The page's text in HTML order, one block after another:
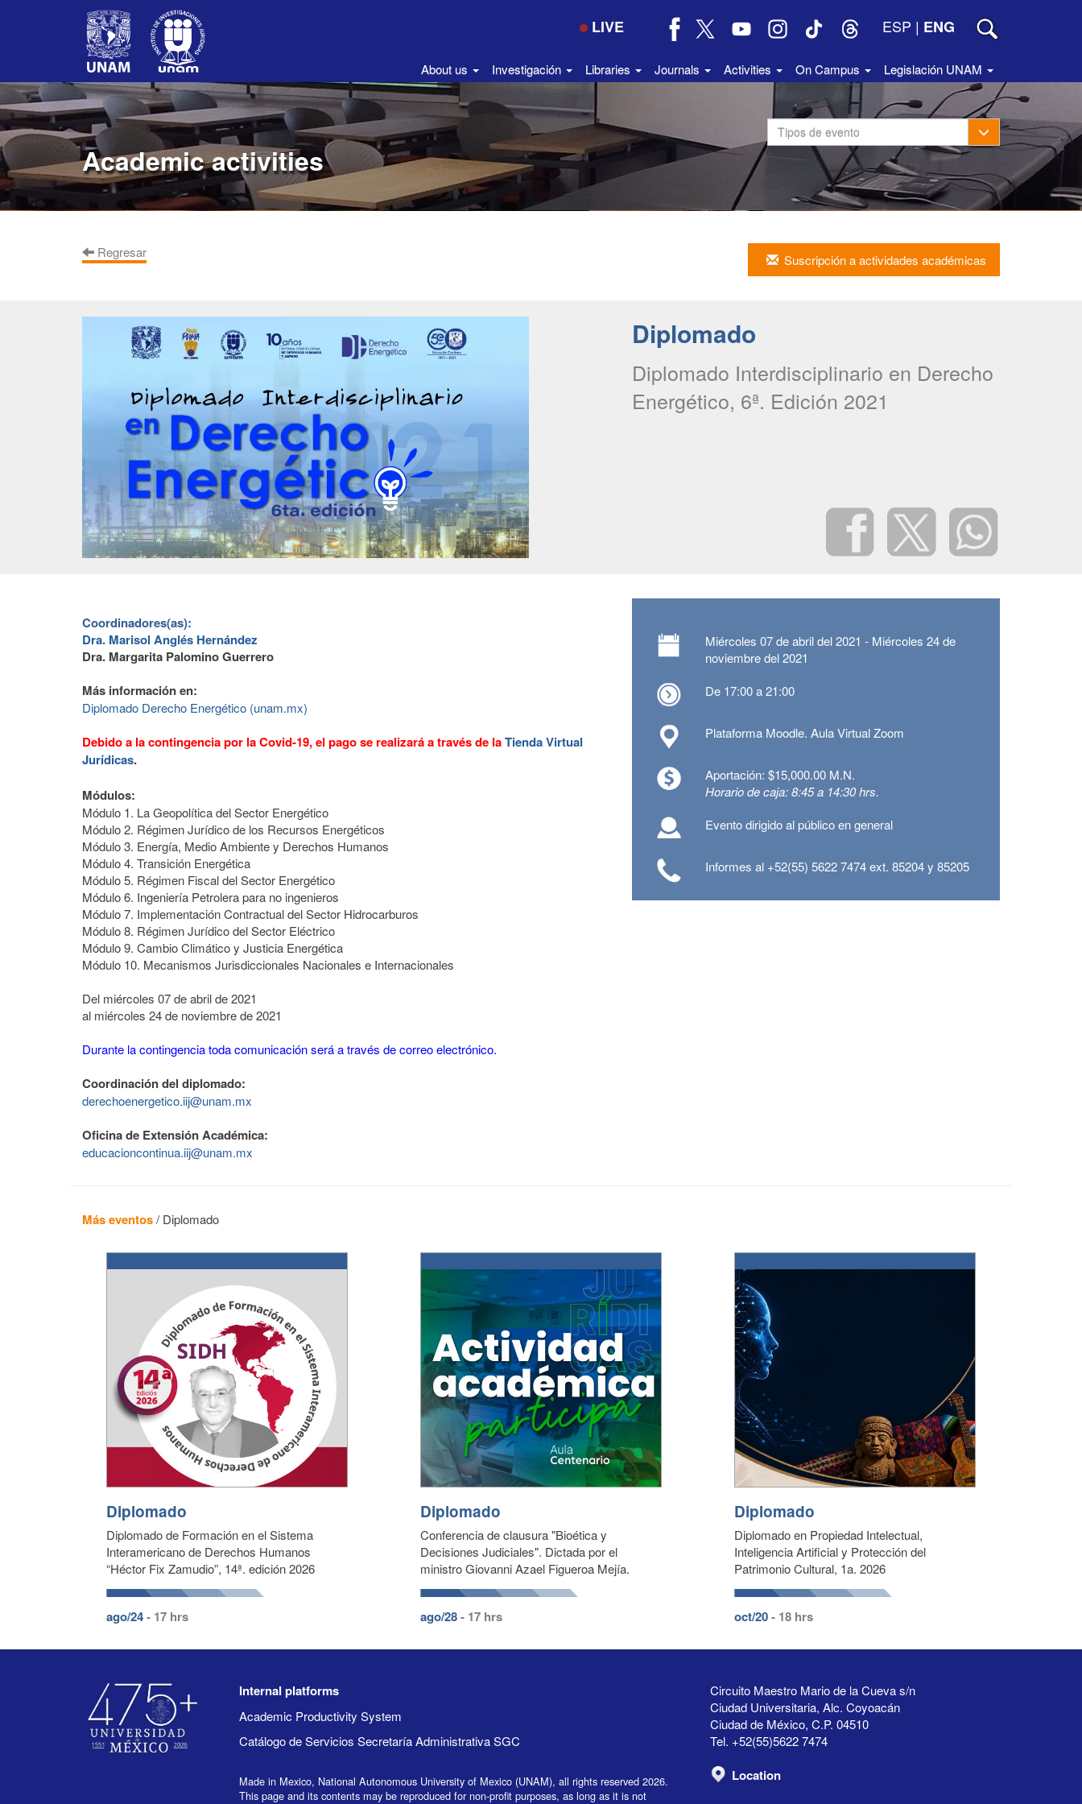
LIVE ESP | ENG
About us Investigación Libraries Journals Activities On Campus Legislación UNAM
Academic activities
Tipos de evento Toggle Dropdown
Regresar Suscripción a actividades académicas
Diplomado
Diplomado Interdisciplinario en Derecho
Energético, 6ª. Edición 2021
Coordinadores(as):
Dra. Marisol Anglés Hernández
Dra. Margarita Palomino Guerrero
Más información en:
Diplomado Derecho Energético (unam.mx)
Debido a la contingencia por la Covid-19, el pago se realizará a través de laTienda Virtual
Jurídicas.
Módulos:
Módulo 1. La Geopolítica del Sector Energético
Módulo 2. Régimen Jurídico de los Recursos Energéticos
Módulo 3. Energía, Medio Ambiente y Derechos Humanos
Módulo 4. Transición Energética
Módulo 5. Régimen Fiscal del Sector Energético
Módulo 6. Ingeniería Petrolera para no ingenieros
Módulo 7. Implementación Contractual del Sector Hidrocarburos
Módulo 8. Régimen Jurídico del Sector Eléctrico
Módulo 9. Cambio Climático y Justicia Energética
Módulo 10. Mecanismos Jurisdiccionales Nacionales e Internacionales
Del miércoles 07 de abril de 2021
al miércoles 24 de noviembre de 2021
Durante la contingencia toda comunicación será a través de correo electrónico.
Coordinación del diplomado:
derechoenergetico.iij@unam.mx
Oficina de Extensión Académica:
educacioncontinua.iij@unam.mx
Miércoles 07 de abril del 2021 - Miércoles 24 de
noviembre del 2021
De 17:00 a 21:00
Plataforma Moodle. Aula Virtual Zoom
Aportación: $15,000.00 M.N.
Horario de caja: 8:45 a 14:30 hrs.
Evento dirigido al público en general
Informes al +52(55) 5622 7474 ext. 85204 y 85205
Más eventos/ Diplomado
Diplomado
Diplomado de Formación en el Sistema
Interamericano de Derechos Humanos
“Héctor Fix Zamudio”, 14ª. edición 2026
ago/24- 17 hrs
Diplomado
Conferencia de clausura "Bioética y
Decisiones Judiciales". Dictada por el
ministro Giovanni Azael Figueroa Mejía.
ago/28- 17 hrs
Diplomado
Diplomado en Propiedad Intelectual,
Inteligencia Artificial y Protección del
Patrimonio Cultural, 1a. 2026
oct/20- 18 hrs
Circuito Maestro Mario de la Cueva s/n
Ciudad Universitaria, Alc. Coyoacán
Ciudad de México, C.P. 04510
Tel. +52(55)5622 7474
Location
Internal platforms
Academic Productivity System
Catálogo de Servicios Secretaría Administrativa SGC
Made in Mexico, National Autonomous University of Mexico (UNAM), all rights reserved 2026.
This page and its contents may be reproduced for non-profit purposes, as long as it is not